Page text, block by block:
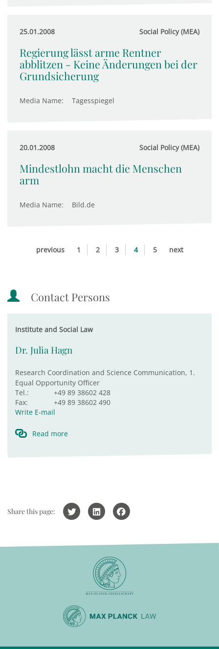
25.01.2008 Social Policy (MEA)
Regierung lässt arme Rentner
abblitzen - Keine Änderungen bei der
Grundsicherung
Media Name: Tagesspiegel
20.01.2008 Social Policy (MEA)
Mindestlohn macht die Menschen
arm
Media Name: Bild.de
previous 1 2 3 4 5 next
Contact Persons
Institute and Social Law
Dr. Julia Hagn
Research Coordination and Science Communication, 1.
Equal Opportunity Officer
Tel.:
+49 89 38602 428
Fax:
+49 89 38602 490
Write E-mail
Read more
Share this page: